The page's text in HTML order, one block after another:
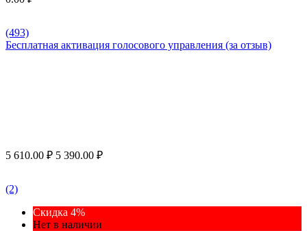
(493)
Бесплатная активация голосового управления (за отзыв)
5 610.00 ₽ 5 390.00 ₽
(2)
Скидка 4%
Нет в наличии